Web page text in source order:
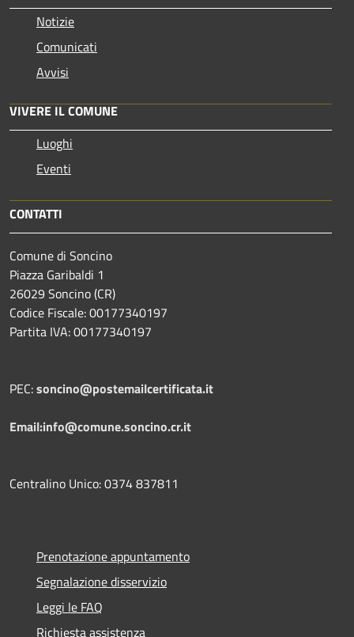
Notizie
Comunicati
Avvisi
VIVERE IL COMUNE
Luoghi
Eventi
CONTATTI
Comune di Soncino
Piazza Garibaldi 1
26029 Soncino (CR)
Codice Fiscale: 00177340197
Partita IVA: 00177340197
PEC:soncino@postemailcertificata.it
Email:info@comune.soncino.cr.it
Centralino Unico: 0374 837811
Prenotazione appuntamento
Segnalazione disservizio
Leggi le FAQ
Richiesta assistenza